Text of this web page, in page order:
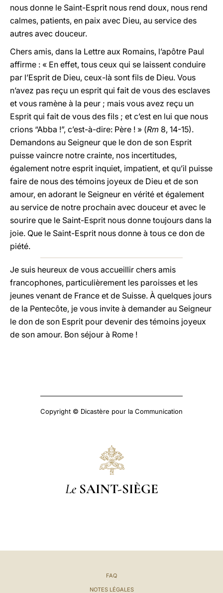
nous donne le Saint-Esprit nous rend doux, nous rend
calmes, patients, en paix avec Dieu, au service des
autres avec douceur.
Chers amis, dans la Lettre aux Romains, l’apôtre Paul
affirme : « En effet, tous ceux qui se laissent conduire
par l’Esprit de Dieu, ceux-là sont fils de Dieu. Vous
n’avez pas reçu un esprit qui fait de vous des esclaves
et vous ramène à la peur ; mais vous avez reçu un
Esprit qui fait de vous des fils ; et c’est en lui que nous
crions “Abba !”, c’est-à-dire: Père ! » (Rm 8, 14-15).
Demandons au Seigneur que le don de son Esprit
puisse vaincre notre crainte, nos incertitudes,
également notre esprit inquiet, impatient, et qu’il puisse
faire de nous des témoins joyeux de Dieu et de son
amour, en adorant le Seigneur en vérité et également
au service de notre prochain avec douceur et avec le
sourire que le Saint-Esprit nous donne toujours dans la
joie. Que le Saint-Esprit nous donne à tous ce don de
piété.
Je suis heureux de vous accueillir chers amis
francophones, particulièrement les paroisses et les
jeunes venant de France et de Suisse. À quelques jours
de la Pentecôte, je vous invite à demander au Seigneur
le don de son Esprit pour devenir des témoins joyeux
de son amour. Bon séjour à Rome !
Copyright © Dicastère pour la Communication
Le SAINT-SIÈGE
FAQ
NOTES LÉGALES